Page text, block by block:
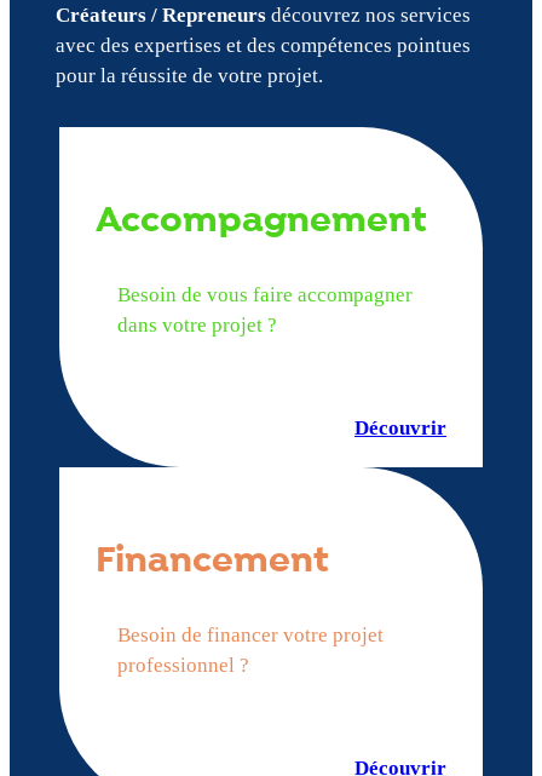
Créateurs / Repreneursdécouvrez nos services
avec des expertises et des compétences pointues
pour la réussite de votre projet.
Accompagnement
Besoin de vous faire accompagner
dans votre projet ?
Découvrir
Financement
Besoin de financer votre projet
professionnel ?
Découvrir